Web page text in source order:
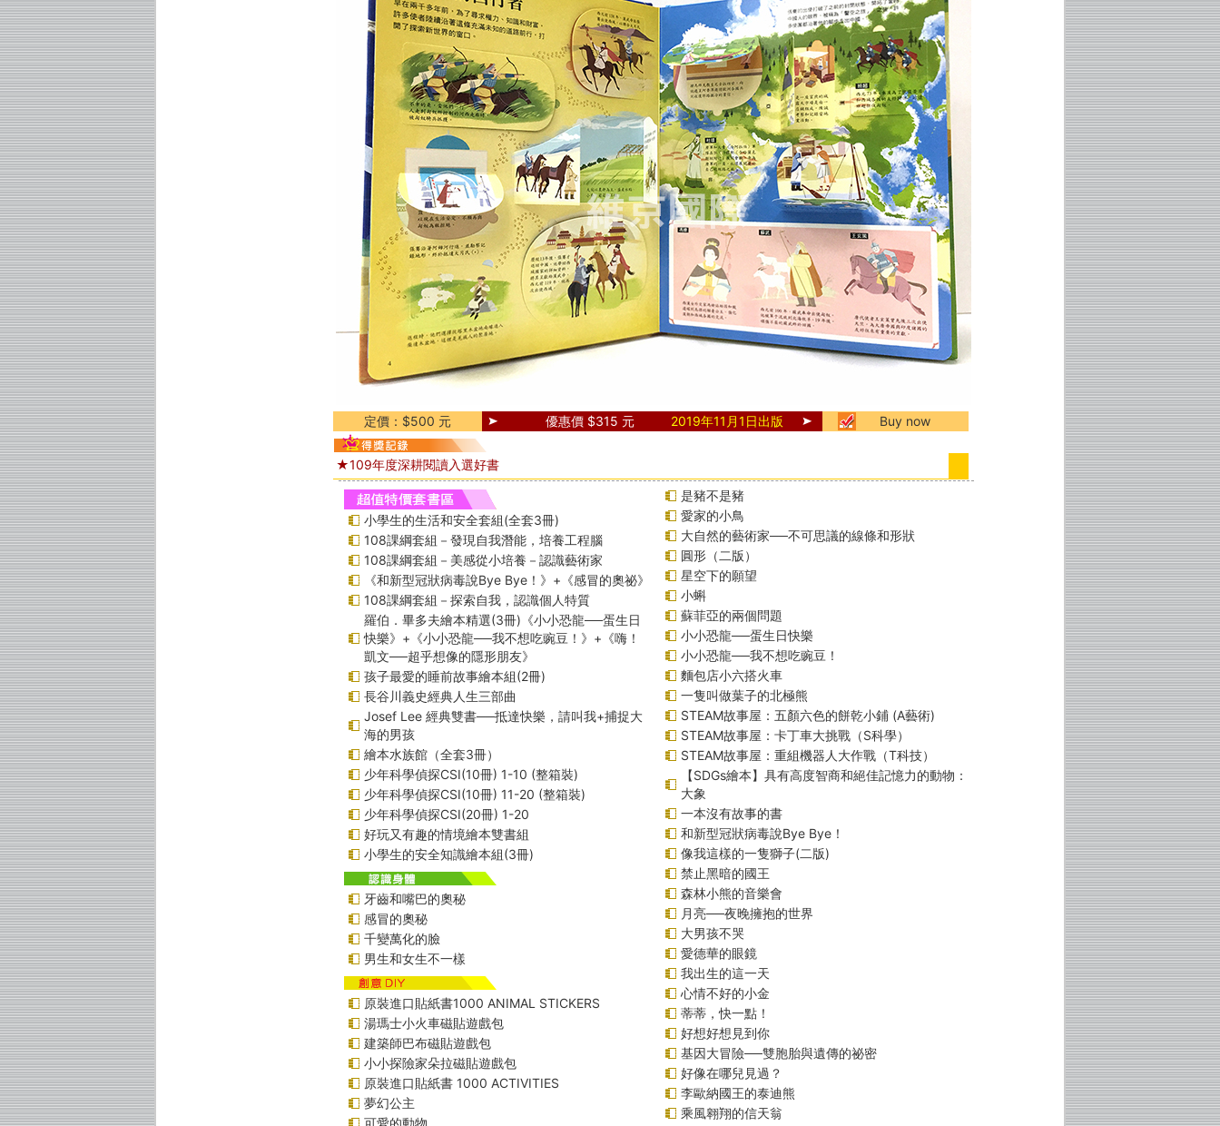
定價：$500 元 優惠價 $315 元 2019年11月1日出版 Buy now
★109年度深耕閱讀入選好書
小學生的生活和安全套組(全套3冊)
108課綱套組－發現自我潛能，培養工程腦
108課綱套組－美感從小培養－認識藝術家
《和新型冠狀病毒說Bye Bye！》+《感冒的奧祕》
108課綱套組－探索自我，認識個人特質
羅伯．畢多夫繪本精選(3冊)《小小恐龍──蛋生日
快樂》+《小小恐龍──我不想吃豌豆！》+《嗨！
凱文──超乎想像的隱形朋友》
孩子最愛的睡前故事繪本組(2冊)
長谷川義史經典人生三部曲
Josef Lee 經典雙書──抵達快樂，請叫我+捕捉大
海的男孩
繪本水族館（全套3冊）
少年科學偵探CSI(10冊) 1-10 (整箱裝)
少年科學偵探CSI(10冊) 11-20 (整箱裝)
少年科學偵探CSI(20冊) 1-20
好玩又有趣的情境繪本雙書組
小學生的安全知識繪本組(3冊)
牙齒和嘴巴的奧秘
感冒的奧秘
千變萬化的臉
男生和女生不一樣
原裝進口貼紙書1000 ANIMAL STICKERS
湯瑪士小火車磁貼遊戲包
建築師巴布磁貼遊戲包
小小探險家朵拉磁貼遊戲包
原裝進口貼紙書 1000 ACTIVITIES
夢幻公主
可愛的動物
是豬不是豬
愛家的小鳥
大自然的藝術家──不可思議的線條和形狀
圓形（二版）
星空下的願望
小蝌
蘇菲亞的兩個問題
小小恐龍──蛋生日快樂
小小恐龍──我不想吃豌豆！
麵包店小六搭火車
一隻叫做葉子的北極熊
STEAM故事屋：五顏六色的餅乾小鋪 (A藝術)
STEAM故事屋：卡丁車大挑戰（S科學）
STEAM故事屋：重組機器人大作戰（T科技）
【SDGs繪本】具有高度智商和絕佳記憶力的動物：
大象
一本沒有故事的書
和新型冠狀病毒說Bye Bye！
像我這樣的一隻獅子(二版)
禁止黑暗的國王
森林小熊的音樂會
月亮──夜晚擁抱的世界
大男孩不哭
愛德華的眼鏡
我出生的這一天
心情不好的小金
蒂蒂，快一點！
好想好想見到你
基因大冒險──雙胞胎與遺傳的祕密
好像在哪兒見過？
李歐納國王的泰迪熊
乘風翱翔的信天翁